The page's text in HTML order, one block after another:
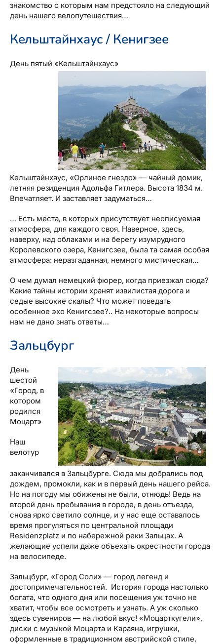
знакомство с которым нам предстояло на следующий
день нашего велопутешествия…
Кельштайнхаус / Кенигзее
День пятый «Кельштайнхаус»
Кельштайнхаус, «Орлиное гнездо» — чайный домик,
летняя резиденция Адольфа Гитлера. Высота 1834 м.
Впечатляет. И заставляет задуматься…
… Есть места, в которых присутствует неописуемая
атмосфера, для каждого своя. Наверное, здесь,
наверху, над облаками и на берегу изумрудного
Королевского озера, Кенигсзее, была та самая особая
атмосфера: неразгаданная, немного мистическая…
О чем думал немецкий фюрер, когда приезжал сюда?
Какие тайны истории хранят извилистая дорога и
седые высокие скалы? Что может поведать
особенное эхо Кенигсзее?.. На некоторые вопросы
нам не дано знать ответы…
Зальцбург
День
шестой
«Город, в
котором
родился
Моцарт»
Наш
велотур
заканчивался в Зальцбурге. Сюда мы добрались под
дождем, промокли, как и в первый день нашего рейса.
Но на погоду мы обижены не были, отнюдь! Ведь на
второй день пребывания в городе, в день отъезда,
снова ярко светило солнце, и у нас еще оставалось
время прогуляться по центральной площади
Residenzplatz и по набережной реки Зальцах. А
желающие успели даже объехать окрестности города
на велосипеде.
Зальцбург, «Город Соли» — город легенд и
достопримечательностей. История города настолько
богата, что одного дня или посещения уж точно не
хватит, чтобы все осмотреть и узнать. А уж сколько
здесь сувениров — на любой вкус! «Моцарткугели»,
диски с музыкой Моцарта и Караяна, игрушки,
оформленные в традиционном австрийской стиле,